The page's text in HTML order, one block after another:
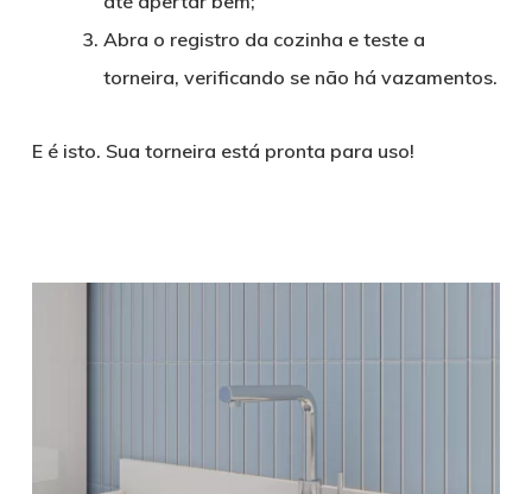
Abra o registro da cozinha e teste a
torneira, verificando se não há vazamentos.
E é isto. Sua torneira está pronta para uso!